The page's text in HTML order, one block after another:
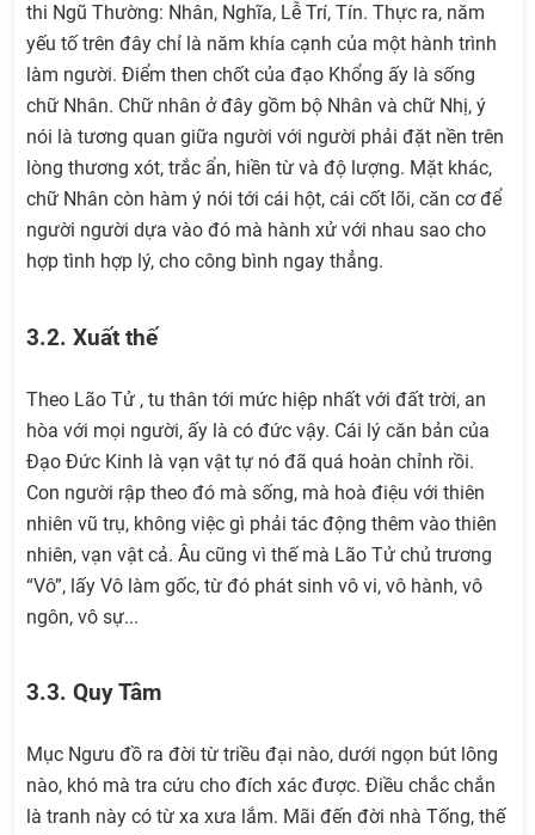
thi Ngũ Thường: Nhân, Nghĩa, Lễ Trí, Tín. Thực ra, năm
yếu tố trên đây chỉ là năm khía cạnh của một hành trình
làm người. Điểm then chốt của đạo Khổng ấy là sống
chữ Nhân. Chữ nhân ở đây gồm bộ Nhân và chữ Nhị, ý
nói là tương quan giữa người với người phải đặt nền trên
lòng thương xót, trắc ẩn, hiền từ và độ lượng. Mặt khác,
chữ Nhân còn hàm ý nói tới cái hột, cái cốt lõi, căn cơ để
người người dựa vào đó mà hành xử với nhau sao cho
hợp tình hợp lý, cho công bình ngay thẳng.
3.2. Xuất thế
Theo Lão Tử , tu thân tới mức hiệp nhất với đất trời, an
hòa với mọi người, ấy là có đức vậy. Cái lý căn bản của
Đạo Đức Kinh là vạn vật tự nó đã quá hoàn chỉnh rồi.
Con người rập theo đó mà sống, mà hoà điệu với thiên
nhiên vũ trụ, không việc gì phải tác động thêm vào thiên
nhiên, vạn vật cả. Âu cũng vì thế mà Lão Tử chủ trương
“Vô”, lấy Vô làm gốc, từ đó phát sinh vô vi, vô hành, vô
ngôn, vô sự...
3.3. Quy Tâm
Mục Ngưu đồ ra đời từ triều đại nào, dưới ngọn bút lông
nào, khó mà tra cứu cho đích xác được. Điều chắc chắn
là tranh này có từ xa xưa lắm. Mãi đến đời nhà Tống, thế